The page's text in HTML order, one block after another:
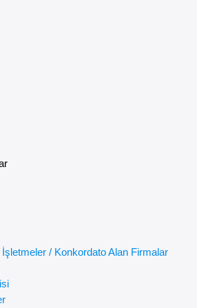
/ Konkordato Alan Firmalar